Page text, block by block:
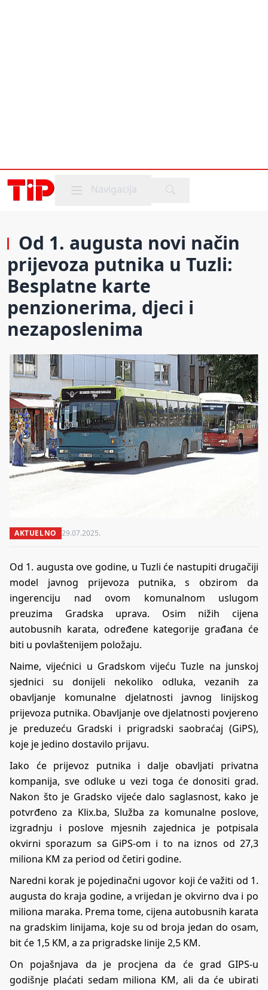
Mobile menu
Navigacija
Od 1. augusta novi način
prijevoza putnika u Tuzli:
Besplatne karte
penzionerima, djeci i
nezaposlenima
AKTUELNO 29.07.2025.
Od 1. augusta ove godine, u Tuzli će nastupiti drugačiji
model javnog prijevoza putnika, s obzirom da
ingerenciju nad ovom komunalnom uslugom
preuzima Gradska uprava. Osim nižih cijena
autobusnih karata, određene kategorije građana će
biti u povlaštenijem položaju.
Naime, vijećnici u Gradskom vijeću Tuzle na junskoj
sjednici su donijeli nekoliko odluka, vezanih za
obavljanje komunalne djelatnosti javnog linijskog
prijevoza putnika. Obavljanje ove djelatnosti povjereno
je preduzeću Gradski i prigradski saobraćaj (GiPS),
koje je jedino dostavilo prijavu.
Iako će prijevoz putnika i dalje obavljati privatna
kompanija, sve odluke u vezi toga će donositi grad.
Nakon što je Gradsko vijeće dalo saglasnost, kako je
potvrđeno za Klix.ba, Služba za komunalne poslove,
izgradnju i poslove mjesnih zajednica je potpisala
okvirni sporazum sa GiPS-om i to na iznos od 27,3
miliona KM za period od četiri godine.
Naredni korak je pojedinačni ugovor koji će važiti od 1.
augusta do kraja godine, a vrijedan je okvirno dva i po
miliona maraka. Prema tome, cijena autobusnih karata
na gradskim linijama, koje su od broja jedan do osam,
bit će 1,5 KM, a za prigradske linije 2,5 KM.
On pojašnjava da je procjena da će grad GIPS-u
godišnje plaćati sedam miliona KM, ali da će ubirati